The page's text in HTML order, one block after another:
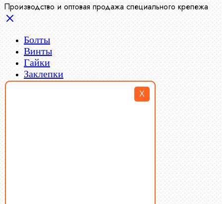
X
Производство и оптовая продажа специального крепежа
Болты
Винты
Гайки
Заклепки
Пресс-масленки